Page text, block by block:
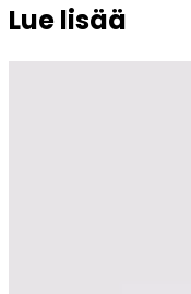
Lue lisää